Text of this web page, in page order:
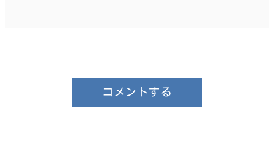
コメントする